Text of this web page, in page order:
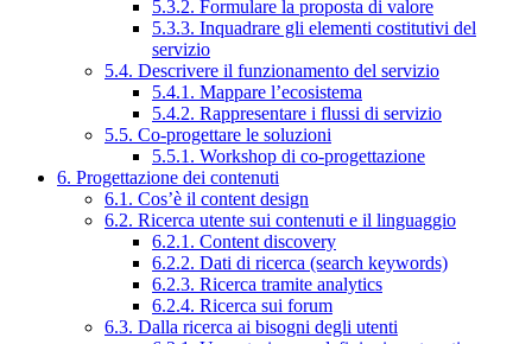
5.3.2. Formulare la proposta di valore
5.3.3. Inquadrare gli elementi costitutivi del
servizio
5.4. Descrivere il funzionamento del servizio
5.4.1. Mappare l’ecosistema
5.4.2. Rappresentare i flussi di servizio
5.5. Co-progettare le soluzioni
5.5.1. Workshop di co-progettazione
6. Progettazione dei contenuti
6.1. Cos’è il content design
6.2. Ricerca utente sui contenuti e il linguaggio
6.2.1. Content discovery
6.2.2. Dati di ricerca (search keywords)
6.2.3. Ricerca tramite analytics
6.2.4. Ricerca sui forum
6.3. Dalla ricerca ai bisogni degli utenti